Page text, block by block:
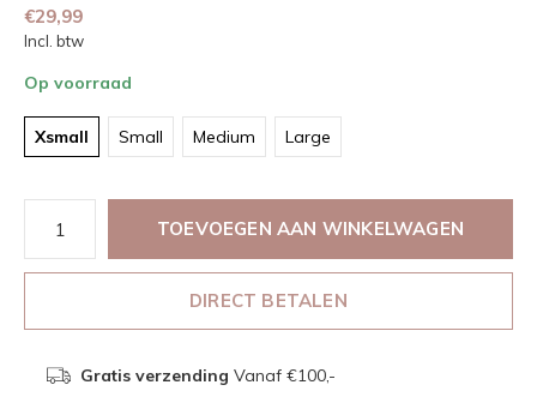
€29,99
Incl. btw
Op voorraad
Xsmall Small Medium Large
TOEVOEGEN AAN WINKELWAGEN
DIRECT BETALEN
Gratis verzending Vanaf €100,-